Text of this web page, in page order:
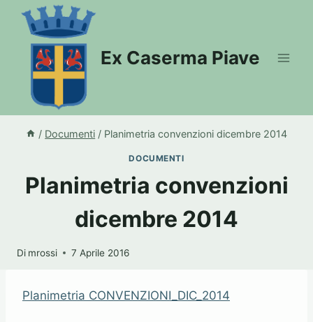
Salta
contenuto
Ex Caserma Piave
/ Documenti / Planimetria convenzioni dicembre 2014
DOCUMENTI
Planimetria convenzioni
dicembre 2014
Di mrossi 7 Aprile 2016
Planimetria CONVENZIONI_DIC_2014